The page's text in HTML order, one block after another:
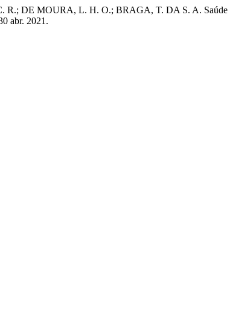
MOURA, L. H. O.; BRAGA, T. DA S. A. Saúde
abr. 2021.